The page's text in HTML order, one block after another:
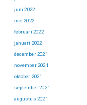
juni 2022
mei 2022
februari 2022
januari 2022
december 2021
november 2021
oktober 2021
september 2021
augustus 2021